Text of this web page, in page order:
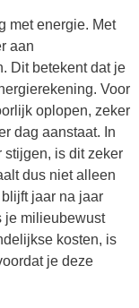
met energie. Met
aan
Dit betekent dat je
Voor
oplopen, zeker
dag aanstaat. In
is dit zeker
dus niet alleen
jaar na jaar
je milieubewust
kosten, is
je deze